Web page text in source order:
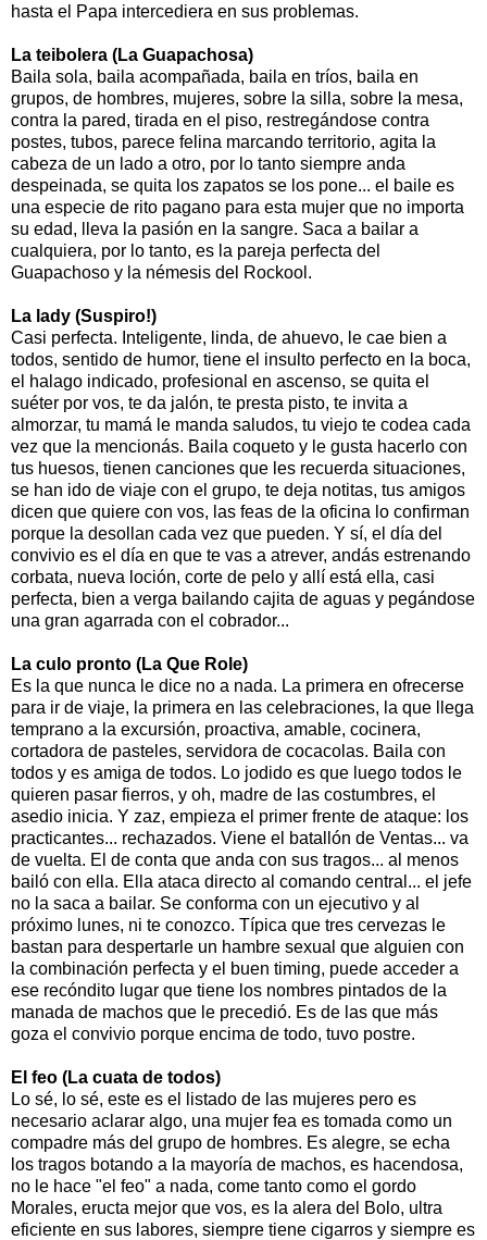
hasta el Papa intercediera en sus problemas.
La teibolera (La Guapachosa)
Baila sola, baila acompañada, baila en tríos, baila en
grupos, de hombres, mujeres, sobre la silla, sobre la mesa,
contra la pared, tirada en el piso, restregándose contra
postes, tubos, parece felina marcando territorio, agita la
cabeza de un lado a otro, por lo tanto siempre anda
despeinada, se quita los zapatos se los pone... el baile es
una especie de rito pagano para esta mujer que no importa
su edad, lleva la pasión en la sangre. Saca a bailar a
cualquiera, por lo tanto, es la pareja perfecta del
Guapachoso y la némesis del Rockool.
La lady (Suspiro!)
Casi perfecta. Inteligente, linda, de ahuevo, le cae bien a
todos, sentido de humor, tiene el insulto perfecto en la boca,
el halago indicado, profesional en ascenso, se quita el
suéter por vos, te da jalón, te presta pisto, te invita a
almorzar, tu mamá le manda saludos, tu viejo te codea cada
vez que la mencionás. Baila coqueto y le gusta hacerlo con
tus huesos, tienen canciones que les recuerda situaciones,
se han ido de viaje con el grupo, te deja notitas, tus amigos
dicen que quiere con vos, las feas de la oficina lo confirman
porque la desollan cada vez que pueden. Y sí, el día del
convivio es el día en que te vas a atrever, andás estrenando
corbata, nueva loción, corte de pelo y allí está ella, casi
perfecta, bien a verga bailando cajita de aguas y pegándose
una gran agarrada con el cobrador...
La culo pronto (La Que Role)
Es la que nunca le dice no a nada. La primera en ofrecerse
para ir de viaje, la primera en las celebraciones, la que llega
temprano a la excursión, proactiva, amable, cocinera,
cortadora de pasteles, servidora de cocacolas. Baila con
todos y es amiga de todos. Lo jodido es que luego todos le
quieren pasar fierros, y oh, madre de las costumbres, el
asedio inicia. Y zaz, empieza el primer frente de ataque: los
practicantes... rechazados. Viene el batallón de Ventas... va
de vuelta. El de conta que anda con sus tragos... al menos
bailó con ella. Ella ataca directo al comando central... el jefe
no la saca a bailar. Se conforma con un ejecutivo y al
próximo lunes, ni te conozco. Típica que tres cervezas le
bastan para despertarle un hambre sexual que alguien con
la combinación perfecta y el buen timing, puede acceder a
ese recóndito lugar que tiene los nombres pintados de la
manada de machos que le precedió. Es de las que más
goza el convivio porque encima de todo, tuvo postre.
El feo (La cuata de todos)
Lo sé, lo sé, este es el listado de las mujeres pero es
necesario aclarar algo, una mujer fea es tomada como un
compadre más del grupo de hombres. Es alegre, se echa
los tragos botando a la mayoría de machos, es hacendosa,
no le hace "el feo" a nada, come tanto como el gordo
Morales, eructa mejor que vos, es la alera del Bolo, ultra
eficiente en sus labores, siempre tiene cigarros y siempre es